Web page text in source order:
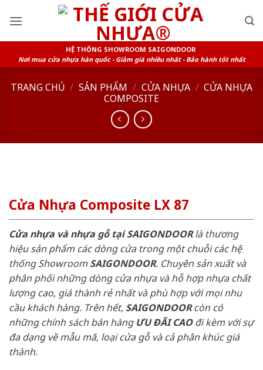
HỆ THỐNG SHOWROOM SAIGONDOOR
Nơi mua cửa nhựa hàn quốc - Giảm giá nhiều nhất - Bảo hành tốt nhất
TRANG CHỦ / SẢN PHẨM / CỬA NHỰA / CỬA NHỰA
COMPOSITE
Cửa Nhựa Composite LX 87
Cửa nhựa và nhựa gỗ tại SAIGONDOORlà thương
hiệu sản phẩm các dòng cửa trong một chuỗi các hệ
thống ShowroomSAIGONDOOR. Chuyên sản xuất và
phân phối những dòng cửa nhựa và hỗ hợp nhựa chất
lượng cao, giá thành rẻ nhất và phù hợp với mọi nhu
cầu khách hàng. Trên hết, SAIGONDOORcòn có
những chính sách bán hàng ƯU ĐÃI CAOđi kèm với sự
đa dạng về mẫu mã, loại cửa gỗ và cả phân khúc giá
thành.